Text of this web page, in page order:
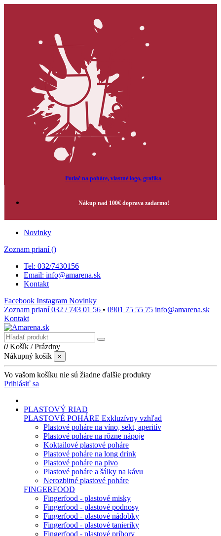
Potlač na poháre, vlastné logo, grafika
Nákup nad 100€ doprava zadarmo!
Novinky
Zoznam prianí ()
Tel: 032/7430156
Email: info@amarena.sk
Kontakt
Facebook Instagram Novinky
Zoznam prianí 032 / 743 01 56 • 0901 75 55 75 info@amarena.sk
Kontakt
0 Košík /Prázdny
Nákupný košík
×
Vo vašom košíku nie sú žiadne ďalšie produkty
Prihlásiť sa
PLASTOVÝ RIAD
PLASTOVÉ POHÁRE Exkluzívny vzhľad
Plastové poháre na víno, sekt, aperitív
Plastové poháre na rôzne nápoje
Koktailové plastové poháre
Plastové poháre na long drink
Plastové poháre na pivo
Plastové poháre a šálky na kávu
Nerozbitné plastové poháre
FINGERFOOD
Fingerfood - plastové misky
Fingerfood - plastové podnosy
Fingerfood - plastové nádobky
Fingerfood - plastové tanieriky
Fingerfood - plastové príbory